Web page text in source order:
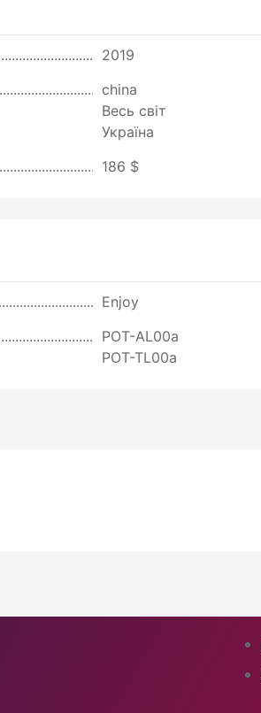
2019
china
Весь світ
Україна
186 $
Enjoy
POT-AL00a
POT-TL00a